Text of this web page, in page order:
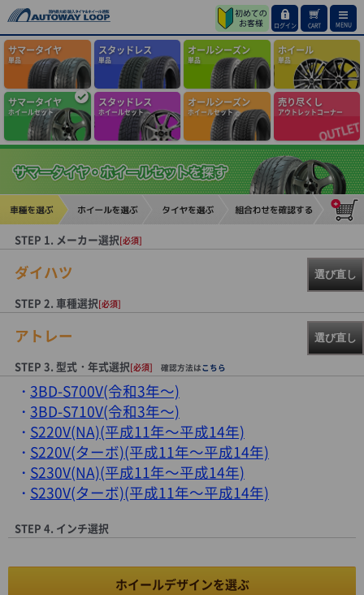
ログイン CART MENU
サマータイヤ
単品
スタッドレス
単品
オールシーズン
単品
ホイール
単品
サマータイヤ
ホイールセット
スタッドレス
ホイールセット
オールシーズン
ホイールセット
売り尽くし
アウトレットコーナー
STEP 1. メーカー選択[必須]
ダイハツ 選び直し
STEP 2. 車種選択[必須]
アトレー 選び直し
STEP 3. 型式・年式選択[必須] 確認方法はこちら
3BD-S700V(令和3年～)
3BD-S710V(令和3年～)
S220V(NA)(平成11年～平成14年)
S220V(ターボ)(平成11年～平成14年)
S230V(NA)(平成11年～平成14年)
S230V(ターボ)(平成11年～平成14年)
STEP 4. インチ選択
ホイールデザインを選ぶ